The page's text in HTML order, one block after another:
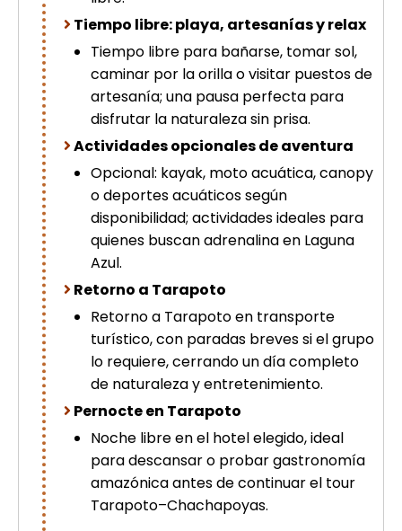
Tiempo libre: playa, artesanías y relax
Tiempo libre para bañarse, tomar sol,
caminar por la orilla o visitar puestos de
artesanía; una pausa perfecta para
disfrutar la naturaleza sin prisa.
Actividades opcionales de aventura
Opcional: kayak, moto acuática, canopy
o deportes acuáticos según
disponibilidad; actividades ideales para
quienes buscan adrenalina en Laguna
Azul.
Retorno a Tarapoto
Retorno a Tarapoto en transporte
turístico, con paradas breves si el grupo
lo requiere, cerrando un día completo
de naturaleza y entretenimiento.
Pernocte en Tarapoto
Noche libre en el hotel elegido, ideal
para descansar o probar gastronomía
amazónica antes de continuar el tour
Tarapoto–Chachapoyas.